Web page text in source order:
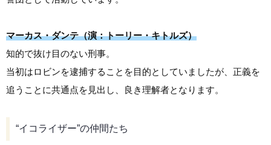
マーカス・ダンテ（演：トーリー・キトルズ）
知的で抜け目のない刑事。
当初はロビンを逮捕することを目的としていましたが、正義を
追うことに共通点を見出し、良き理解者となります。
“イコライザー”の仲間たち